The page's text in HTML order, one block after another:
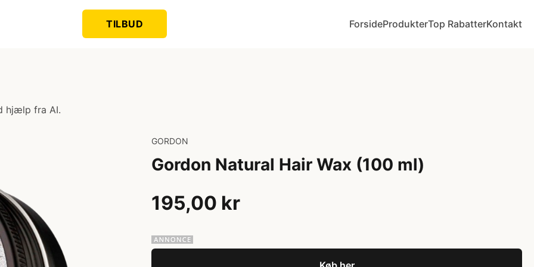
TILBUD ForsideProdukterTop RabatterKontakt
hjælp fra AI.
GORDON
Gordon Natural Hair Wax (100 ml)
195,00 kr